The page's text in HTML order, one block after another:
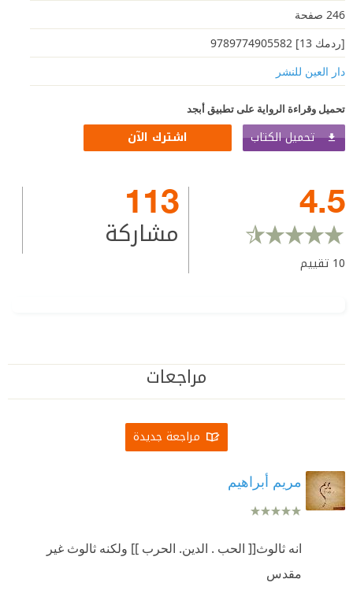
246 صفحة
[ردمك 13] 9789774905582
دار العين للنشر
تحميل وقراءة الرواية على تطبيق أبجد
تحميل الكتاب اشترك الآن
4.5
10 تقييم
113
مشاركة
مراجعات
مراجعة جديدة
مريم أبراهيم
انه ثالوث[[ الحب . الدين. الحرب ]] ولكنه ثالوث غير
مقدس